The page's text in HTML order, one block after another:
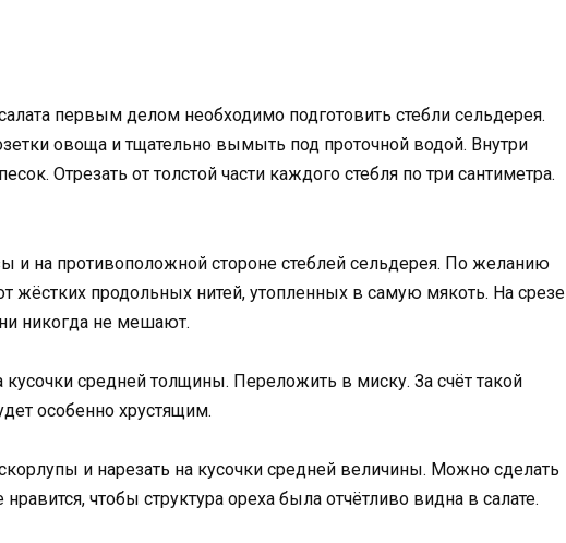
первым делом необходимо подготовить стебли сельдерея.
овоща и тщательно вымыть под проточной водой. Внутри
Отрезать от толстой части каждого стебля по три сантиметра.
и на противоположной стороне стеблей сельдерея. По желанию
жёстких продольных нитей, утопленных в самую мякоть. На срезе
никогда не мешают.
средней толщины. Переложить в миску. За счёт такой
особенно хрустящим.
и нарезать на кусочки средней величины. Можно сделать
чтобы структура ореха была отчётливо видна в салате.